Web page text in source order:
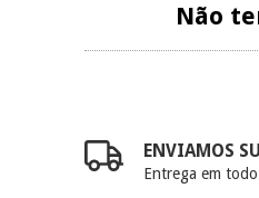
Não
ENVIAMOS
Entrega em